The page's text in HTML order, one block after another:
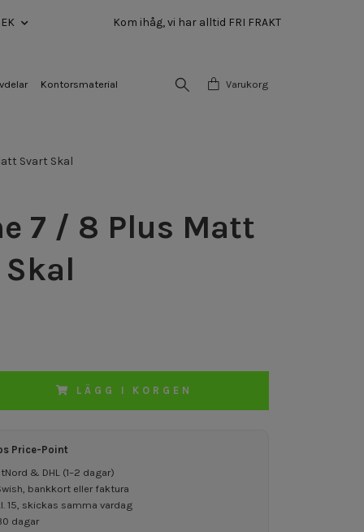
Kom ihåg, vi har alltid FRI FRAKT
Kontorsmaterial Varukorg
Svart Skal
7 / 8 Plus Matt
LÄGG I KORGEN
Price-Point
& DHL (1–2 dagar)
bankkort eller faktura
15, skickas samma vardag
dagar